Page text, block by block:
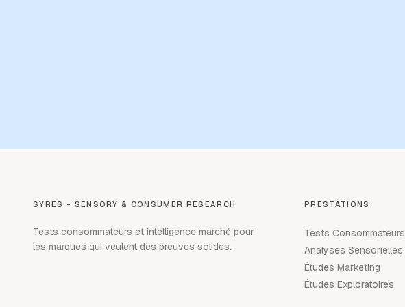
SYRES - SENSORY & CONSUMER RESEARCH
Tests consommateurs et intelligence marché pour
les marques qui veulent des preuves solides.
PRESTATIONS
Tests Consommateurs
Analyses Sensorielles
Études Marketing
Études Exploratoires